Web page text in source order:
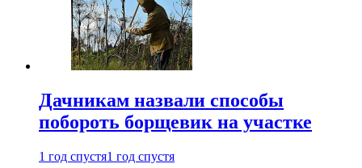
Дачникам назвали способы
побороть борщевик на участке
1 год спустя1 год спустя